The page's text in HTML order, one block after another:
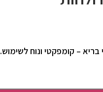
– קומפקטי ונוח לשימוש.